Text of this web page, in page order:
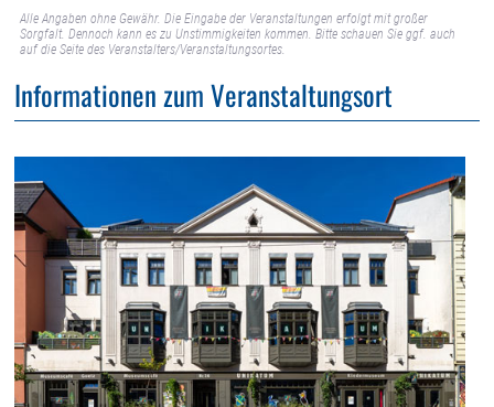
Alle Angaben ohne Gewähr. Die Eingabe der Veranstaltungen erfolgt mit großer
Sorgfalt. Dennoch kann es zu Unstimmigkeiten kommen. Bitte schauen Sie ggf. auch
auf die Seite des Veranstalters/Veranstaltungsortes.
Informationen zum Veranstaltungsort